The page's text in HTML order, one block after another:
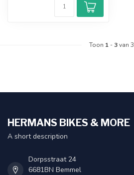
Toon 1 -3van 3
HERMANS BIKES & MORE
A short description
Dorpsstraat 24
6681BN Bemmel